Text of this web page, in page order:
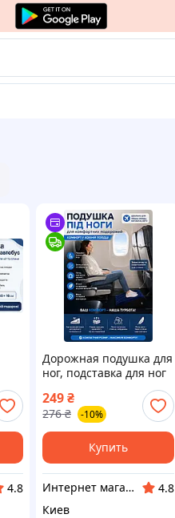
4.8
Дорожная подушка для
ног, подставка для ног
автобус надувная
подушка 36×50×16 см
249₴
276 ₴ -10%
Купить
Интернет магазин ФЕЕРИЯ
4.8
Киев